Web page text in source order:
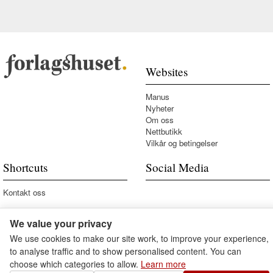
Websites
Manus
Nyheter
Om oss
Nettbutikk
Vilkår og betingelser
Shortcuts
Kontakt oss
Social Media
We value your privacy
We use cookies to make our site work, to improve your experience,
to analyse traffic and to show personalised content. You can
choose which categories to allow. Learn more